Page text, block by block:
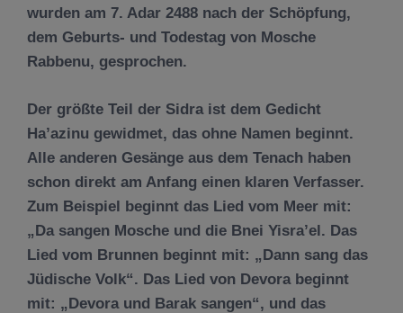
wurden am 7. Adar 2488 nach der Schöpfung,
dem Geburts- und Todestag von Mosche
Rabbenu, gesprochen.
Der größte Teil der Sidra ist dem Gedicht
Ha’azinu gewidmet, das ohne Namen beginnt.
Alle anderen Gesänge aus dem Tenach haben
schon direkt am Anfang einen klaren Verfasser.
Zum Beispiel beginnt das Lied vom Meer mit:
„Da sangen Mosche und die Bnei Yisra’el. Das
Lied vom Brunnen beginnt mit: „Dann sang das
Jüdische Volk“. Das Lied von Devora beginnt
mit: „Devora und Barak sangen“, und das